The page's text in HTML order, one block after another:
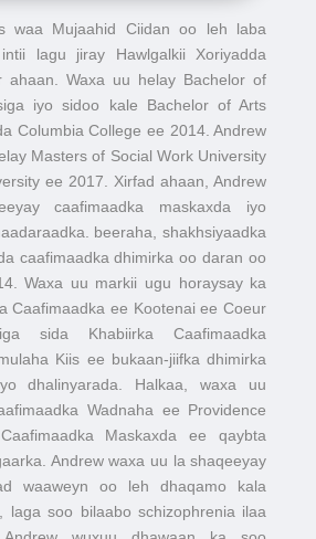
waa Mujaahid Ciidan oo leh laba
lagu jiray Hawlgalkii Xoriyadda
ahaan. Waxa uu helay Bachelor of
iyo sidoo kale Bachelor of Arts
Columbia College ee 2014. Andrew
Masters of Social Work University
ee 2017. Xirfad ahaan, Andrew
caafimaadka maskaxda iyo
beeraha, shakhsiyaadka
caafimaadka dhimirka oo daran oo
Waxa uu markii ugu horaysay ka
Caafimaadka ee Kootenai ee Coeur
sida Khabiirka Caafimaadka
Kiis ee bukaan-jiifka dhimirka
dhalinyarada. Halkaa, waxa uu
Wadnaha ee Providence
Maskaxda ee qaybta
Andrew waxa uu la shaqeeyay
waaweyn oo leh dhaqamo kala
laga soo bilaabo schizophrenia ilaa